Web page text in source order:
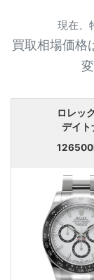
現在、
買取相場価格
ロレッ
デイト